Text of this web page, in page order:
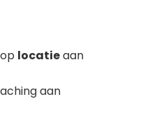
locatieaan
aan